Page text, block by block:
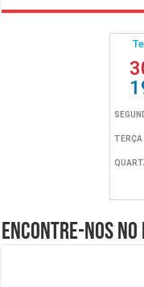
Encontre-nos no